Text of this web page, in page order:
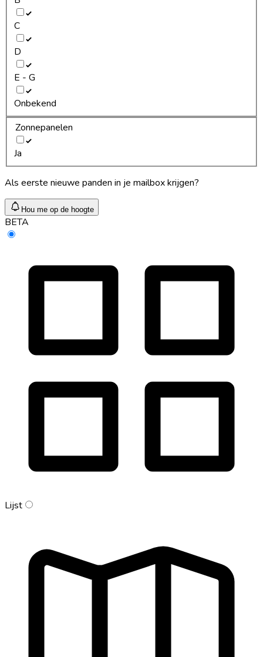
C
D
E - G
Onbekend
Zonnepanelen
Ja
Als eerste nieuwe panden in je mailbox krijgen?
Hou me op de hoogte
BETA
Lijst